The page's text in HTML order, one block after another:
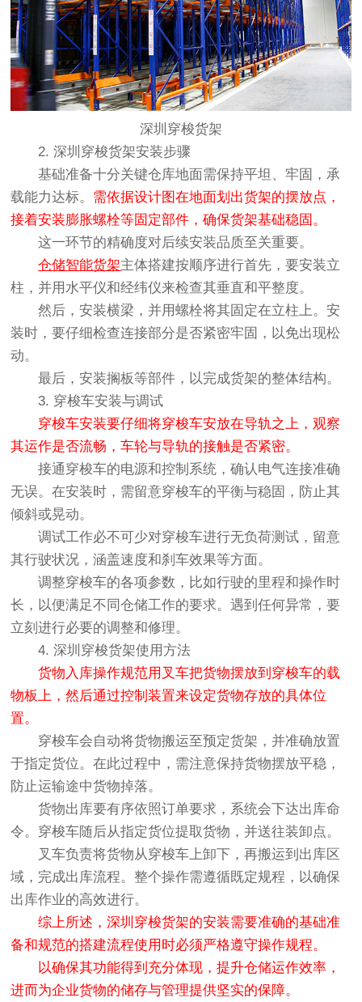
深圳穿梭货架
2. 深圳穿梭货架安装步骤
基础准备十分关键仓库地面需保持平坦、牢固，承
载能力达标。 需依据设计图在地面划出货架的摆放点，
接着安装膨胀螺栓等固定部件，确保货架基础稳固。
这一环节的精确度对后续安装品质至关重要。
仓储智能货架主体搭建按顺序进行首先，要安装立
柱，并用水平仪和经纬仪来检查其垂直和平整度。
然后，安装横梁，并用螺栓将其固定在立柱上。安
装时，要仔细检查连接部分是否紧密牢固，以免出现松
动。
最后，安装搁板等部件，以完成货架的整体结构。
3. 穿梭车安装与调试
穿梭车安装要仔细将穿梭车安放在导轨之上，观察
其运作是否流畅，车轮与导轨的接触是否紧密。
接通穿梭车的电源和控制系统，确认电气连接准确
无误。在安装时，需留意穿梭车的平衡与稳固，防止其
倾斜或晃动。
调试工作必不可少对穿梭车进行无负荷测试，留意
其行驶状况，涵盖速度和刹车效果等方面。
调整穿梭车的各项参数，比如行驶的里程和操作时
长，以便满足不同仓储工作的要求。遇到任何异常，要
立刻进行必要的调整和修理。
4. 深圳穿梭货架使用方法
货物入库操作规范用叉车把货物摆放到穿梭车的载
物板上，然后通过控制装置来设定货物存放的具体位
置。
穿梭车会自动将货物搬运至预定货架，并准确放置
于指定货位。在此过程中，需注意保持货物摆放平稳，
防止运输途中货物掉落。
货物出库要有序依照订单要求，系统会下达出库命
令。穿梭车随后从指定货位提取货物，并送往装卸点。
叉车负责将货物从穿梭车上卸下，再搬运到出库区
域，完成出库流程。整个操作需遵循既定规程，以确保
出库作业的高效进行。
综上所述，深圳穿梭货架的安装需要准确的基础准
备和规范的搭建流程使用时必须严格遵守操作规程。
以确保其功能得到充分体现，提升仓储运作效率，
进而为企业货物的储存与管理提供坚实的保障。